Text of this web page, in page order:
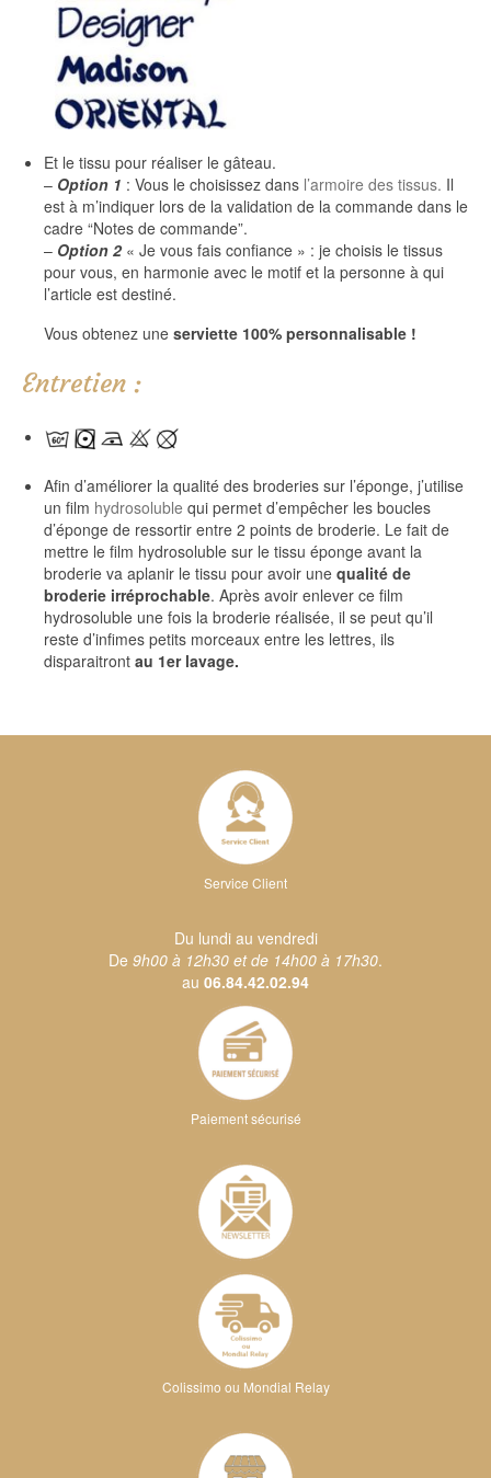
Et le tissu pour réaliser le gâteau.
– Option 1 : Vous le choisissez dans l’armoire des tissus. Il
est à m’indiquer lors de la validation de la commande dans le
cadre “Notes de commande”.
– Option 2 « Je vous fais confiance » : je choisis le tissus
pour vous, en harmonie avec le motif et la personne à qui
l’article est destiné.
Vous obtenez une serviette 100% personnalisable !
Entretien :
Afin d’améliorer la qualité des broderies sur l’éponge, j’utilise
un film hydrosoluble qui permet d’empêcher les boucles
d’éponge de ressortir entre 2 points de broderie. Le fait de
mettre le film hydrosoluble sur le tissu éponge avant la
broderie va aplanir le tissu pour avoir une qualité de
broderie irréprochable. Après avoir enlever ce film
hydrosoluble une fois la broderie réalisée, il se peut qu’il
reste d’infimes petits morceaux entre les lettres, ils
disparaitront au 1er lavage.
Service Client
Du lundi au vendredi
De 9h00 à 12h30 et de 14h00 à 17h30.
au 06.84.42.02.94
Paiement sécurisé
Colissimo ou Mondial Relay